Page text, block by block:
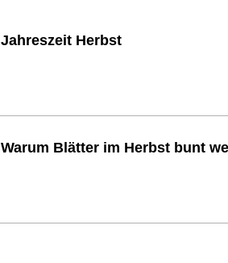
Jahreszeit Herbst
Warum Blätter im Herbst bunt